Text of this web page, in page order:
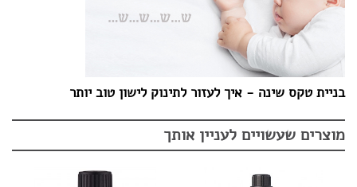
בניית טקס שינה - איך לעזור לתינוק לישון טוב יותר
מוצרים שעשויים לעניין אותך